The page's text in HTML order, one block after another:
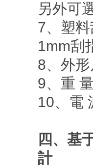
另外可
7、塑
1mm刮
8、外
9、重
10、電
四、基
計